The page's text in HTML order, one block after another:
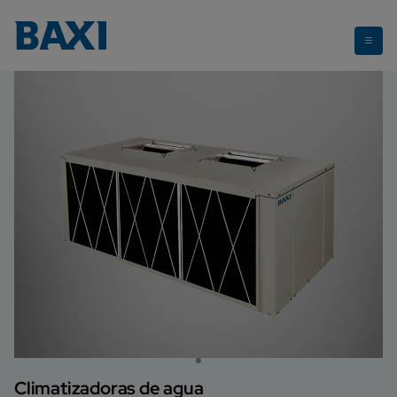
EHW
Climatizadoras de agua